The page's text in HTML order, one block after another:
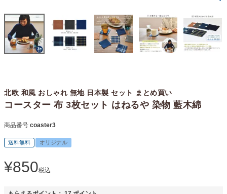
北欧 和風 おしゃれ 無地 日本製 セット まとめ買い
コースター 布 3枚セット はねるや 染物 藍木綿
商品番号 coaster3
送料無料 オリジナル
¥850税込